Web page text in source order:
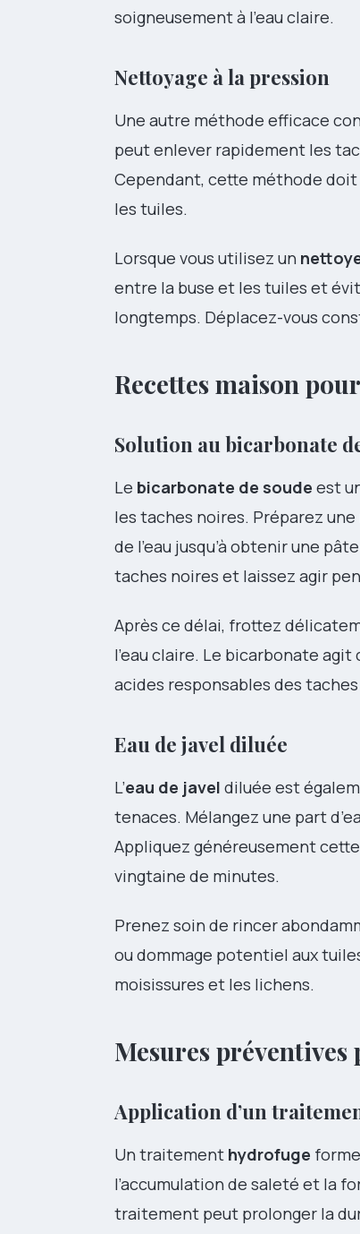
soigneusement à l’eau claire.
Nettoyage à la pression
Une autre méthode efficace
peut enlever rapidement les
Cependant, cette méthode
les tuiles.
Lorsque vous utilisez un
entre la buse et les tuiles et
longtemps. Déplacez-vous
Recettes maison
Solution au bicarbonate
Le bicarbonate de soude est
les taches noires. Préparez
de l’eau jusqu’à obtenir une
taches noires et laissez agir
Après ce délai, frottez
l’eau claire. Le bicarbonate
acides responsables des
Eau de javel diluée
L’eau de javel diluée est
tenaces. Mélangez une part
Appliquez généreusement
vingtaine de minutes.
Prenez soin de rincer
ou dommage potentiel aux
moisissures et les lichens.
Mesures
Application d’un
Un traitement hydrofuge
l’accumulation de saleté et la
traitement peut prolonger la